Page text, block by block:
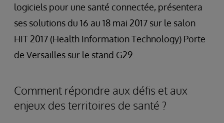
logiciels pour une santé connectée, présentera
ses solutions du 16 au 18 mai 2017 sur le salon
HIT 2017 (Health Information Technology) Porte
de Versailles sur le stand G29.
Comment répondre aux défis et aux
enjeux des territoires de santé ?